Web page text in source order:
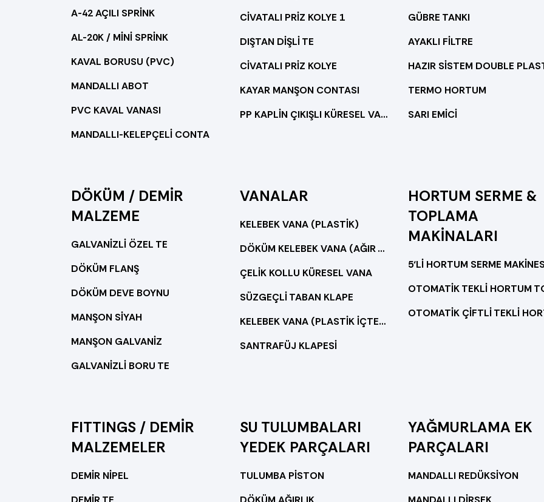
A-42 AÇILI SPRİNK
AL-20K / MİNİ SPRİNK
KAVAL BORUSU (PVC)
MANDALLI ABOT
PVC KAVAL VANASI
MANDALLI-KELEPÇELİ CONTA
CİVATALI PRİZ KOLYE 1
DIŞTAN DİŞLİ TE
CİVATALI PRİZ KOLYE
KAYAR MANŞON CONTASI
PP KAPLİN ÇIKIŞLI KÜRESEL VANA
GÜBRE TANKI
AYAKLI FİLTRE
TERMO HORTUM
SARI EMİCİ
DÖKÜM / DEMİR
MALZEME
GALVANİZLİ ÖZEL TE
DÖKÜM FLANŞ
DÖKÜM DEVE BOYNU
MANŞON SİYAH
MANŞON GALVANİZ
GALVANİZLİ BORU TE
VANALAR
KELEBEK VANA (PLASTİK)
DÖKÜM KELEBEK VANA (AĞIR TİP)
ÇELİK KOLLU KÜRESEL VANA
SÜZGEÇLİ TABAN KLAPE
KELEBEK VANA (PLASTİK İÇTEN DİŞLİ)
SANTRAFÜJ KLAPESİ
HORTUM SERME &
TOPLAMA
MAKİNALARI
5‘Lİ HORTUM SERME
FITTINGS / DEMİR
MALZEMELER
DEMİR NİPEL
SU TULUMBALARI
YEDEK PARÇALARI
TULUMBA PİSTON
YAĞMURLAMA EK
PARÇALARI
MANDALLI REDÜKSİYON